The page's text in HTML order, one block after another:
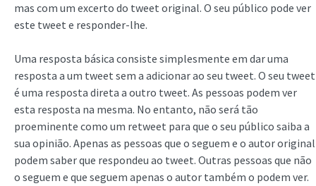
mas com um excerto do tweet original. O seu público pode ver
este tweet e responder-lhe.
Uma resposta básica consiste simplesmente em dar uma
resposta a um tweet sem a adicionar ao seu tweet. O seu tweet
é uma resposta direta a outro tweet. As pessoas podem ver
esta resposta na mesma. No entanto, não será tão
proeminente como um retweet para que o seu público saiba a
sua opinião. Apenas as pessoas que o seguem e o autor original
podem saber que respondeu ao tweet. Outras pessoas que não
o seguem e que seguem apenas o autor também o podem ver.